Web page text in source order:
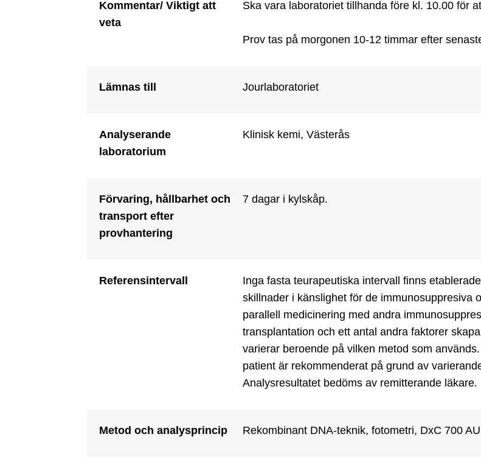
Kommentar/ Viktigt att
veta
Ska vara laboratoriet tillhanda före kl. 10.00 för
Prov tas på morgonen 10-12 timmar efter
Lämnas till Jourlaboratoriet
Analyserande
laboratorium
Klinisk kemi, Västerås
Förvaring, hållbarhet och
transport efter
provhantering
7 dagar i kylskåp.
Referensintervall
Inga fasta teurapeutiska intervall finns
skillnader i känslighet för de immunosuppresiva
parallell medicinering med andra
transplantation och ett antal andra faktorer
varierar beroende på vilken metod som
patient är rekommenderat på grund av
Analysresultatet bedöms av remitterande läkare.
Metod och analysprincip Rekombinant DNA-teknik, fotometri, DxC 700 AU